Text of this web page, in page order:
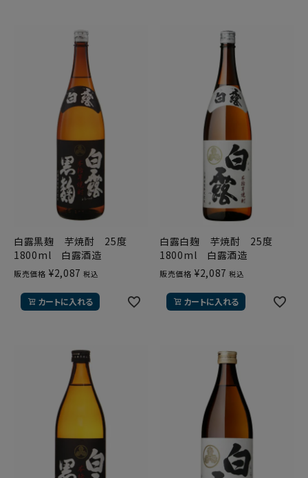
白露黒麹 芋焼酎 25度
1800ml 白露酒造
販売価格 ¥2,087 税込
カートに入れる
白露白麹 芋焼酎 25度
1800ml 白露酒造
販売価格 ¥2,087 税込
カートに入れる